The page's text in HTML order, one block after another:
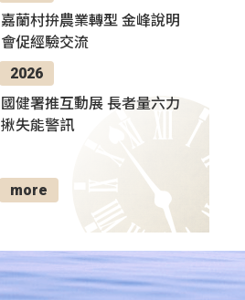
嘉蘭村拚農業轉型 金峰說明
會促經驗交流
2026
國健署推互動展 長者量六力
揪失能警訊
more